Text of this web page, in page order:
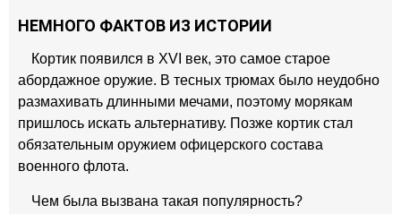
НЕМНОГО ФАКТОВ ИЗ ИСТОРИИ
Кортик появился в XVI век, это самое старое
абордажное оружие. В тесных трюмах было неудобно
размахивать длинными мечами, поэтому морякам
пришлось искать альтернативу. Позже кортик стал
обязательным оружием офицерского состава
военного флота.
Чем была вызвана такая популярность?